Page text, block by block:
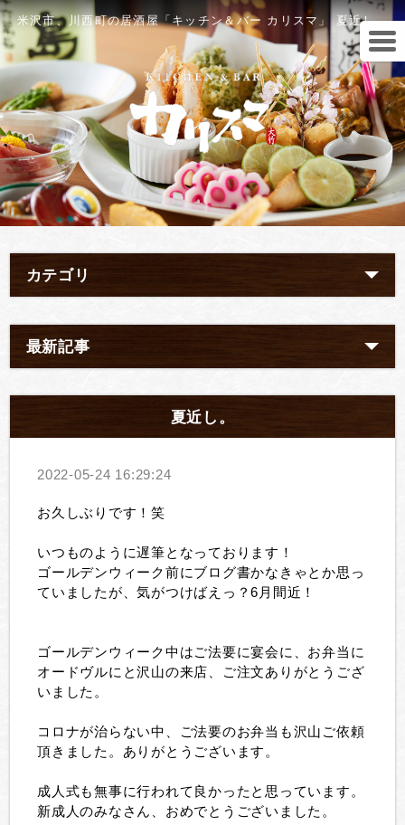
米沢市、川西町の居酒屋「キッチン＆バー カリスマ」 夏近し。
カテゴリ
最新記事
夏近し。
2022-05-24 16:29:24
お久しぶりです！笑
いつものように遅筆となっております！
ゴールデンウィーク前にブログ書かなきゃとか思っ
ていましたが、気がつけばえっ？6月間近！
ゴールデンウィーク中はご法要に宴会に、お弁当に
オードヴルにと沢山の来店、ご注文ありがとうござ
いました。
コロナが治らない中、ご法要のお弁当も沢山ご依頼
頂きました。ありがとうございます。
成人式も無事に行われて良かったと思っています。
新成人のみなさん、おめでとうございました。